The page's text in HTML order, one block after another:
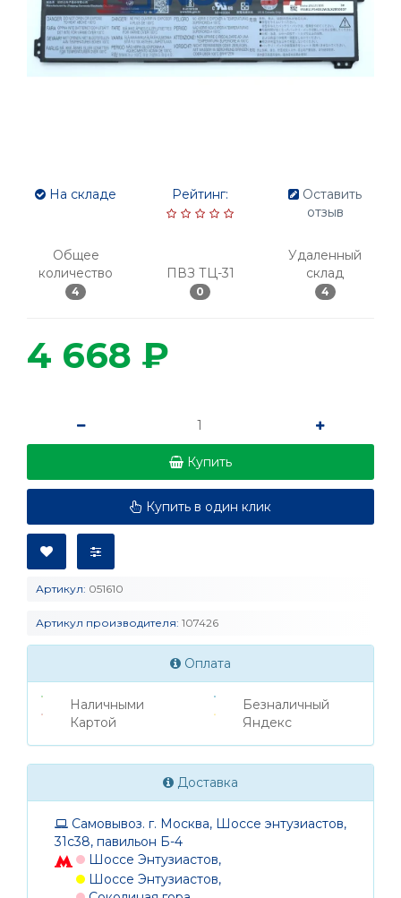
На складе
Общее
количество
4
Рейтинг:
ПВЗ ТЦ-31
0
Оставить
отзыв
Удаленный
склад
4
4 668 ₽
Купить
Купить в один клик
Артикул: 051610
Артикул производителя: 107426
Оплата
Наличными
Картой
Безналичный
Яндекс
Доставка
Самовывоз. г. Москва, Шоссе энтузиастов,
31с38, павильон Б-4
Шоссе Энтузиастов,
Шоссе Энтузиастов,